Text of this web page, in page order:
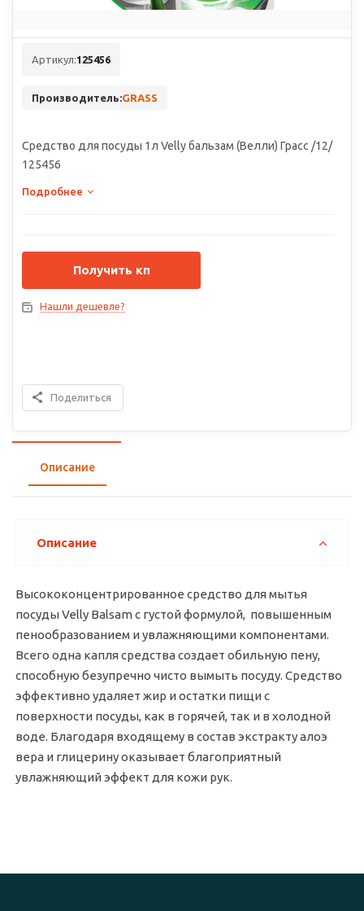
Артикул:125456
Производитель:GRASS
Средство для посуды 1л Velly бальзам (Велли) Грасс /12/
125456
Подробнее
Получить кп
Нашли дешевле?
Поделиться
Описание
Описание
Высококонцентрированное средство для мытья
посуды Velly Balsam с густой формулой, повышенным
пенообразованием и увлажняющими компонентами.
Всего одна капля средства создает обильную пену,
способную безупречно чисто вымыть посуду. Средство
эффективно удаляет жир и остатки пищи с
поверхности посуды, как в горячей, так и в холодной
воде. Благодаря входящему в состав экстракту алоэ
вера и глицерину оказывает благоприятный
увлажняющий эффект для кожи рук.